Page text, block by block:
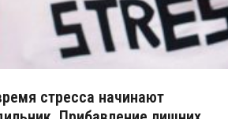
стресса начинают